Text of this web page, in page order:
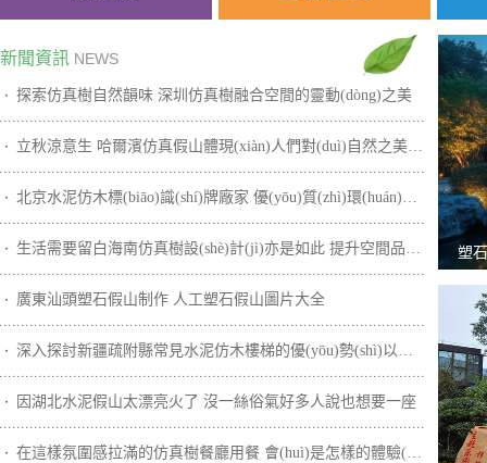
新聞資訊 NEWS
探索仿真樹自然韻味 深圳仿真樹融合空間的靈動(dòng)之美
立秋涼意生 哈爾濱仿真假山體現(xiàn)人們對(duì)自然之美的J致追求
北京水泥仿木標(biāo)識(shí)牌廠家 優(yōu)質(zhì)環(huán)保材料歡迎來(lái)圖定制
生活需要留白海南仿真樹設(shè)計(jì)亦是如此 提升空間品味和價(jià)值
廣東汕頭塑石假山制作 人工塑石假山圖片大全
深入探討新疆疏附縣常見水泥仿木樓梯的優(yōu)勢(shì)以及特點(diǎn)
因湖北水泥假山太漂亮火了 沒一絲俗氣好多人說也想要一座
在這樣氛圍感拉滿的仿真樹餐廳用餐 會(huì)是怎樣的體驗(yàn)感受
塑